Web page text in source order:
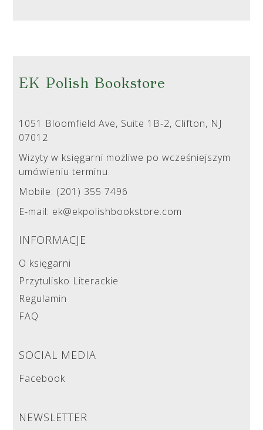
EK Polish Bookstore
1051 Bloomfield Ave, Suite 1B-2, Clifton, NJ
07012
Wizyty w księgarni możliwe po wcześniejszym
umówieniu terminu.
Mobile: (201) 355 7496
E-mail: ek@ekpolishbookstore.com
INFORMACJE
O księgarni
Przytulisko Literackie
Regulamin
FAQ
SOCIAL MEDIA
Facebook
NEWSLETTER